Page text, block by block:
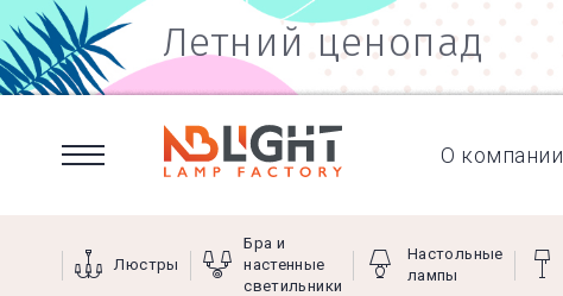
Летний ценопад
О компании
Люстры
Бра и
настенные
светильники
Настольные
лампы